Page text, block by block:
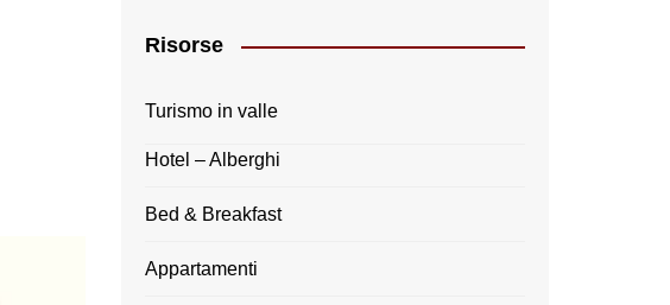
Risorse
Turismo in valle
Hotel – Alberghi
Bed & Breakfast
Appartamenti